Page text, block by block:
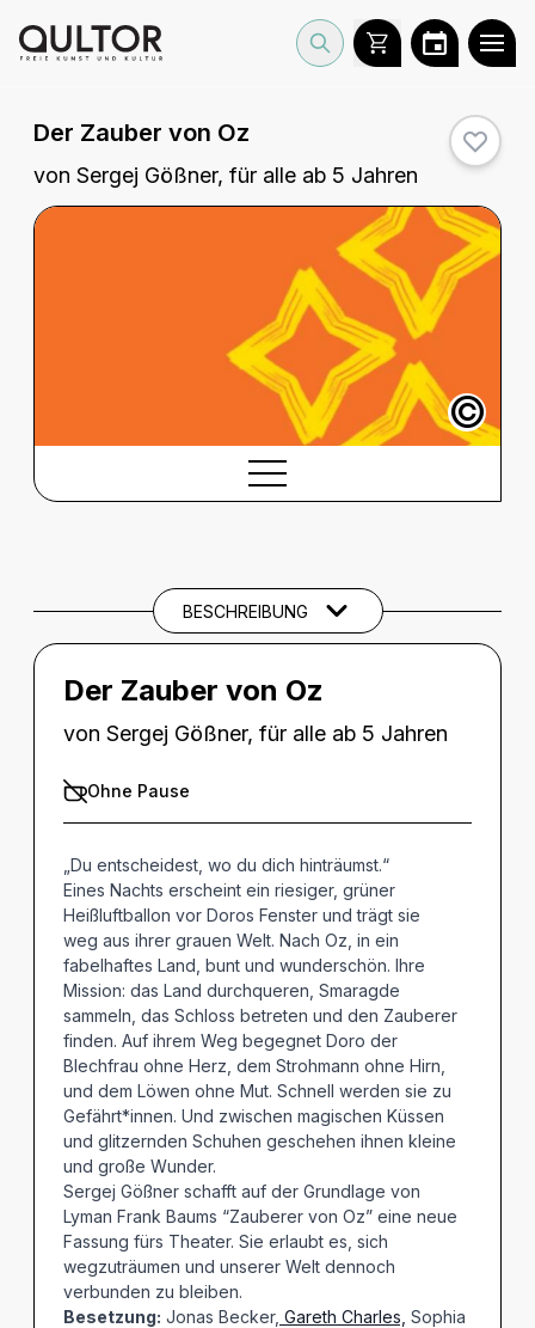
Der Zauber von Oz
von Sergej Gößner, für alle ab 5 Jahren
©
BESCHREIBUNG
Der Zauber von Oz
von Sergej Gößner, für alle ab 5 Jahren
Ohne Pause
„Du entscheidest, wo du dich hinträumst.“
Eines Nachts erscheint ein riesiger, grüner
Heißluftballon vor Doros Fenster und trägt sie
weg aus ihrer grauen Welt. Nach Oz, in ein
fabelhaftes Land, bunt und wunderschön. Ihre
Mission: das Land durchqueren, Smaragde
sammeln, das Schloss betreten und den Zauberer
finden. Auf ihrem Weg begegnet Doro der
Blechfrau ohne Herz, dem Strohmann ohne Hirn,
und dem Löwen ohne Mut. Schnell werden sie zu
Gefährt*innen. Und zwischen magischen Küssen
und glitzernden Schuhen geschehen ihnen kleine
und große Wunder.
Sergej Gößner schafft auf der Grundlage von
Lyman Frank Baums “Zauberer von Oz” eine neue
Fassung fürs Theater. Sie erlaubt es, sich
wegzuträumen und unserer Welt dennoch
verbunden zu bleiben.
Besetzung: Jonas Becker, Gareth Charles, Sophia